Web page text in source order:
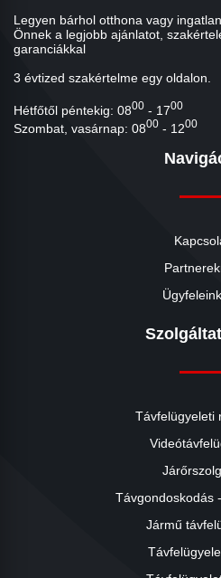
Legyen bárhol otthona vagy
Önnek a legjobb ajánlatot,
garanciákkal
3 évtized szakértelme egy oldalon.
Hétfőtől péntekig: 0800 - 1700
Szombat, vasárnap: 0800 - 1200
Távfelügyeleti
Távgondoskodás
Jármű